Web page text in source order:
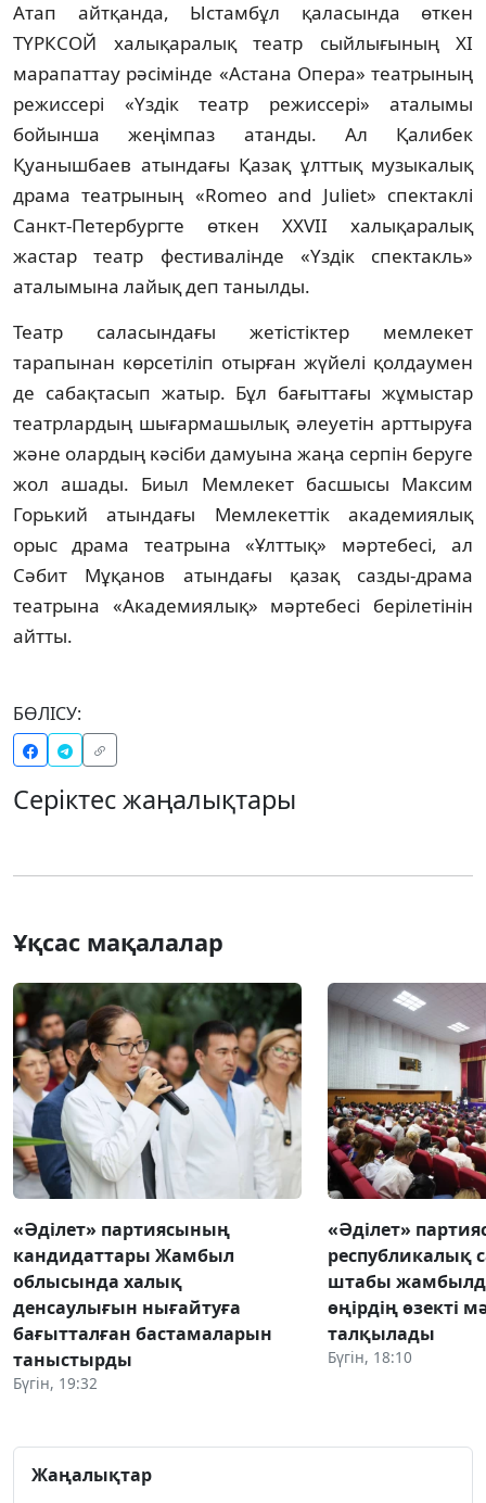
Атап айтқанда, Ыстамбұл қаласында өткен
ТҮРКСОЙ халықаралық театр сыйлығының XI
марапаттау рәсімінде «Астана Опера» театрының
режиссері «Үздік театр режиссері» аталымы
бойынша жеңімпаз атанды. Ал Қалибек
Қуанышбаев атындағы Қазақ ұлттық музыкалық
драма театрының «Romeo and Juliet» спектаклі
Санкт-Петербургте өткен XXVII халықаралық
жастар театр фестивалінде «Үздік спектакль»
аталымына лайық деп танылды.
Театр саласындағы жетістіктер мемлекет
тарапынан көрсетіліп отырған жүйелі қолдаумен
де сабақтасып жатыр. Бұл бағыттағы жұмыстар
театрлардың шығармашылық әлеуетін арттыруға
және олардың кәсіби дамуына жаңа серпін беруге
жол ашады. Биыл Мемлекет басшысы Максим
Горький атындағы Мемлекеттік академиялық
орыс драма театрына «Ұлттық» мәртебесі, ал
Сәбит Мұқанов атындағы қазақ сазды-драма
театрына «Академиялық» мәртебесі берілетінін
айтты.
БӨЛІСУ:
Серіктес жаңалықтары
Ұқсас мақалалар
«Әділет» партиясының
кандидаттары Жамбыл
облысында халық
денсаулығын нығайтуға
бағытталған бастамаларын
таныстырды
Бүгін, 19:32
«Әділет»
республикалық
штабы
өңірдің өзекті
талқылады
Бүгін, 18:10
Жаңалықтар